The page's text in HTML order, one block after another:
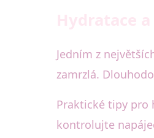
Jedním z
zamrzlá.
Praktické tipy pro
kontrolujte